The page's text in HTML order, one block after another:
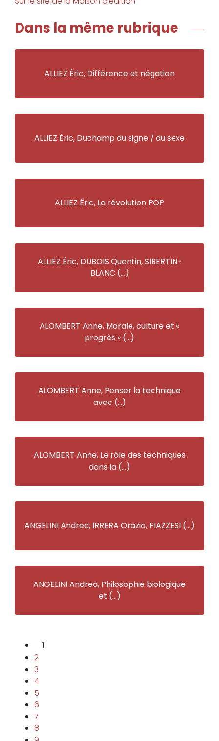
Dans la même rubrique
ALLIEZ Éric, Différence et négation
ALLIEZ Éric, Duchamp du signe / du sexe
ALLIEZ Éric, La révolution POP
ALLIEZ Éric, DUBOIS Quentin, SIBERTIN-
BLANC (…)
ALOMBERT Anne, Morale, culture et «
progrès » (…)
ALOMBERT Anne, Penser la technique
avec (…)
ALOMBERT Anne, Le rôle des techniques
dans la (…)
ANGELINI Andrea, IRRERA Orazio, PIAZZESI (…)
ANGELINI Andrea, Philosophie biologique
et (…)
1
2
3
4
5
6
7
8